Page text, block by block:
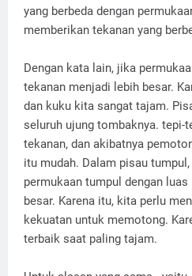
yang berbeda dengan
memberikan tekanan yang
Dengan kata lain, jika
tekanan menjadi lebih besar.
dan kuku kita sangat tajam.
seluruh ujung tombaknya. tepi-
tekanan, dan akibatnya
itu mudah. Dalam pisau
permukaan tumpul dengan
besar. Karena itu, kita perlu
kekuatan untuk memotong.
terbaik saat paling tajam.